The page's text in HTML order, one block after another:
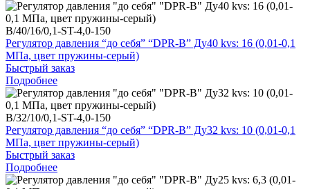
B/40/16/0,1-ST-4,0-150
Регулятор давления “до себя” “DPR-B” Ду40 kvs: 16 (0,01-0,1
МПа, цвет пружины-серый)
Быстрый заказ
Подробнее
B/32/10/0,1-ST-4,0-150
Регулятор давления “до себя” “DPR-B” Ду32 kvs: 10 (0,01-0,1
МПа, цвет пружины-серый)
Быстрый заказ
Подробнее